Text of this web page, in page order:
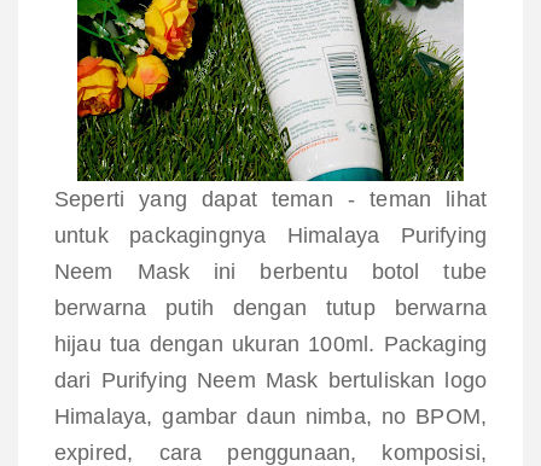
Seperti yang dapat teman - teman lihat
untuk packagingnya Himalaya Purifying
Neem Mask ini berbentu botol tube
berwarna putih dengan tutup berwarna
hijau tua dengan ukuran 100ml. Packaging
dari Purifying Neem Mask bertuliskan logo
Himalaya, gambar daun nimba, no BPOM,
expired, cara penggunaan, komposisi,